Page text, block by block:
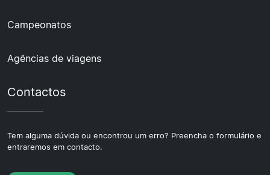
Campeonatos
Agências de viagens
Contactos
Tem alguma dúvida ou encontrou um erro? Preencha o formulário e
entraremos em contacto.